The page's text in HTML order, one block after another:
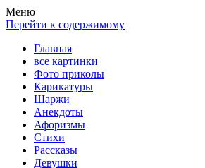
Весела хата — прикольные картинки,
клипы!
Покажем всем ваши фото приколы,
рассказы, видео и песни!
Меню
Перейти к содержимому
Главная
все картинки
Фото приколы
Карикатуры
Шаржи
Анекдоты
Афоризмы
Стихи
Рассказы
Девушки